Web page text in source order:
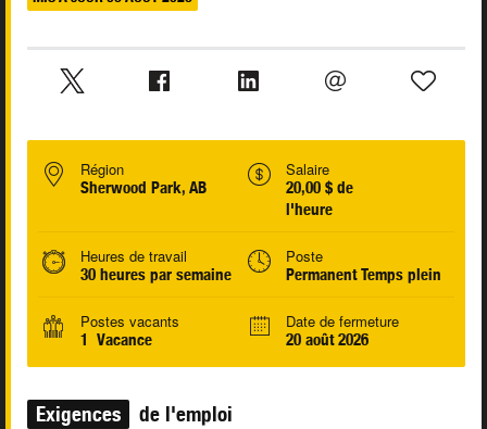
Région
Sherwood Park, AB
Salaire
20,00 $ de
l'heure
Heures de travail
30 heures par semaine
Poste
Permanent Temps plein
Postes vacants
1 Vacance
Date de fermeture
20 août 2026
Exigences de l'emploi